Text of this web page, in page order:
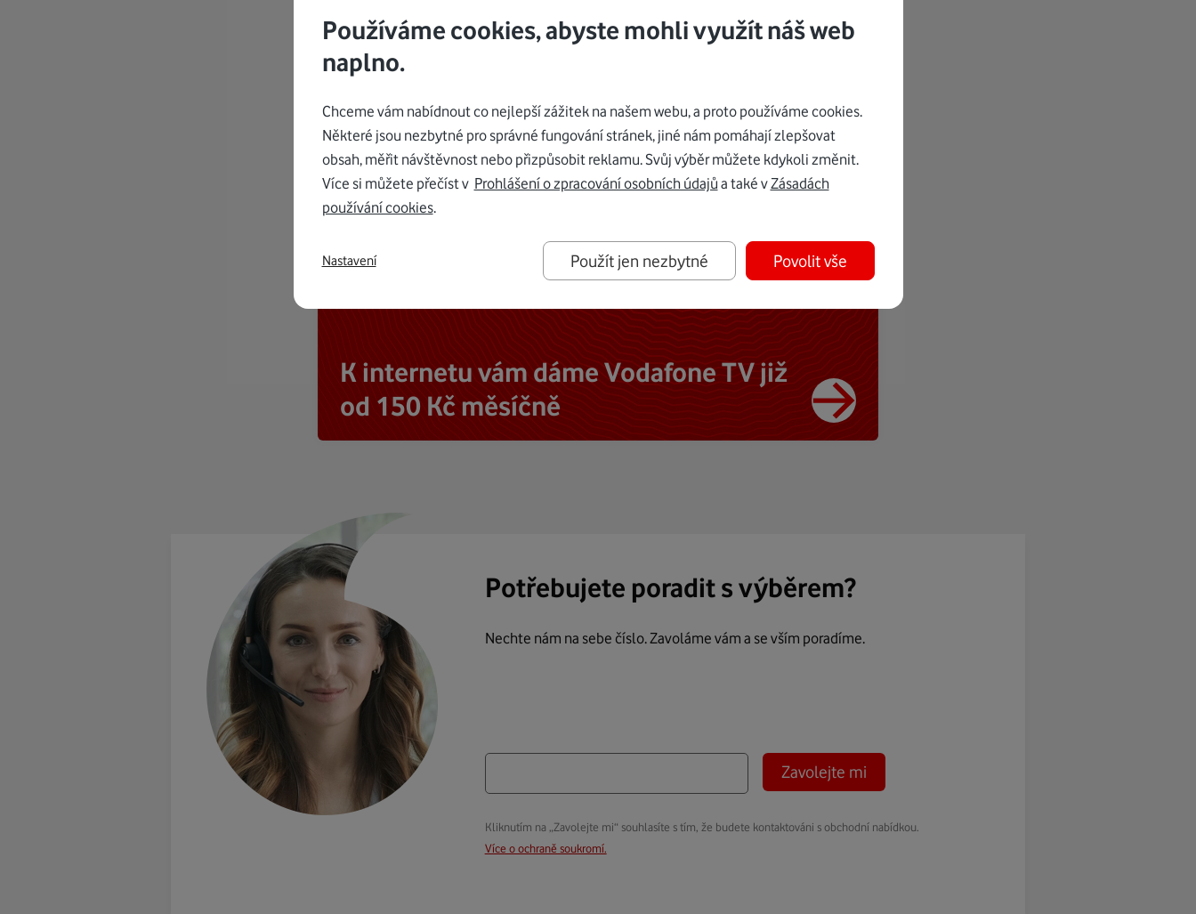
K internetu vám dáme Vodafone TV již
od 150 Kč měsíčně
Potřebujete poradit s výběrem?
Nechte nám na sebe číslo. Zavoláme vám a se vším poradíme.
Zavolejte mi
Kliknutím na „Zavolejte mi“ souhlasíte s tím, že budete kontaktováni s obchodní nabídkou.
Více o ochraně soukromí.
Používáme cookies, abyste mohli využít náš web
naplno.
Chceme vám nabídnout co nejlepší zážitek na našem webu, a proto používáme cookies.
Některé jsou nezbytné pro správné fungování stránek, jiné nám pomáhají zlepšovat
obsah, měřit návštěvnost nebo přizpůsobit reklamu. Svůj výběr můžete kdykoli změnit.
Více si můžete přečíst v Prohlášení o zpracování osobních údajů a také vZásadách
používání cookies.
Použít jen nezbytné Povolit vše
Nastavení